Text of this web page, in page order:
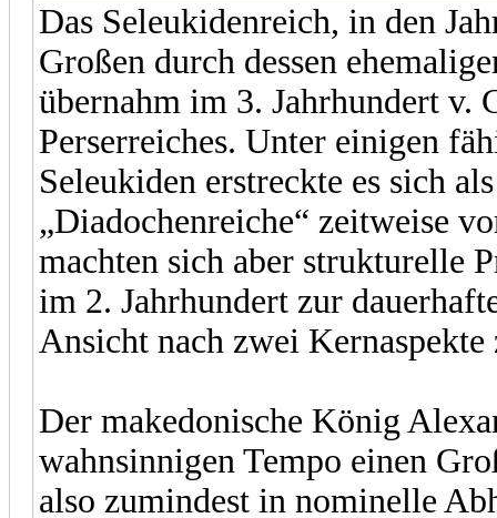
Das Seleukidenreich, in den
Großen durch dessen
übernahm im 3. Jahrhundert v.
Perserreiches. Unter einigen
Seleukiden erstreckte es sich
„Diadochenreiche“ zeitweise
machten sich aber strukturelle
im 2. Jahrhundert zur
Ansicht nach zwei Kernaspekte
Der makedonische König
wahnsinnigen Tempo einen
also zumindest in nominelle